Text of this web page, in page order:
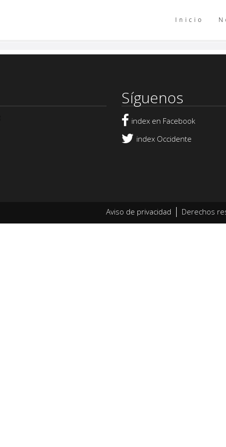
Inicio
Síguenos
index en Facebook
index Occidente
Aviso de privacidad | Derechos